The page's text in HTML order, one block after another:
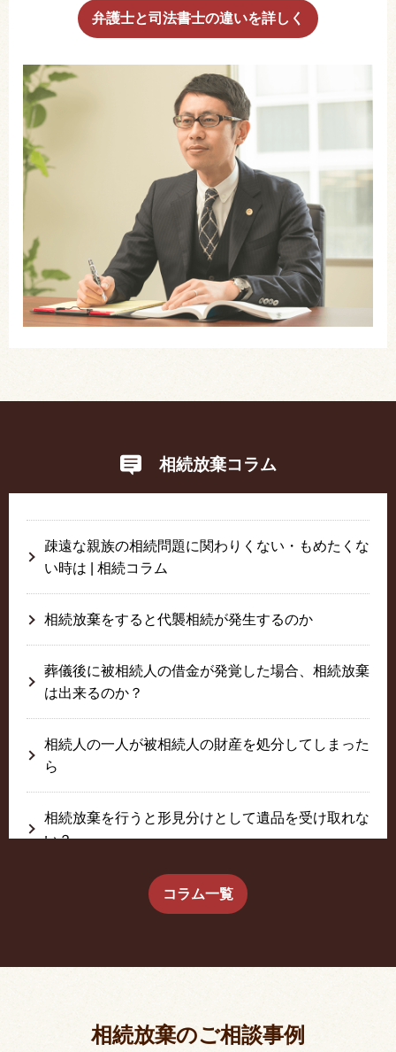
弁護士と司法書士の違いを詳しく
相続放棄コラム
疎遠な親族の相続問題に関わりくない・もめたくな
い時は | 相続コラム
相続放棄をすると代襲相続が発生するのか
葬儀後に被相続人の借金が発覚した場合、相続放棄
は出来るのか？
相続人の一人が被相続人の財産を処分してしまった
ら
相続放棄を行うと形見分けとして遺品を受け取れな
い？
生前に相続放棄すると約束した念書は有効か？
コラム一覧
相続放棄のご相談事例